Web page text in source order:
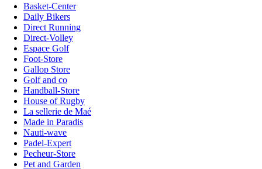
Basket-Center
Daily Bikers
Direct Running
Direct-Volley
Espace Golf
Foot-Store
Gallop Store
Golf and co
Handball-Store
House of Rugby
La sellerie de Maé
Made in Paradis
Nauti-wave
Padel-Expert
Pecheur-Store
Pet and Garden